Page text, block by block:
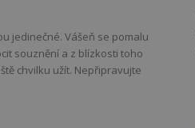
jedinečné. Vášeň se pomalu
souznění a z blízkosti toho
chvilku užít. Nepřipravujte